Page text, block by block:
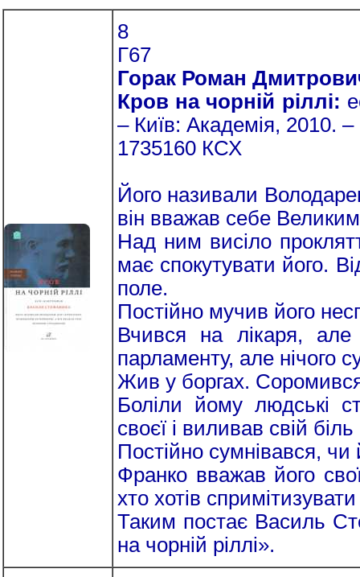
8
Г67
Горак Роман
Кров на чорній ріллі:
– Київ: Академія, 2010. –
1735160 КСХ
Його називали
він вважав себе
Над ним висіло
має спокутувати його.
поле.
Постійно мучив його
Вчився на лікаря,
парламенту, але нічого
Жив у боргах. Соромився
Боліли йому людські
своєї і виливав свій
Постійно сумнівався,
Франко вважав його
хто хотів
Таким постає Василь
на чорній ріллі».